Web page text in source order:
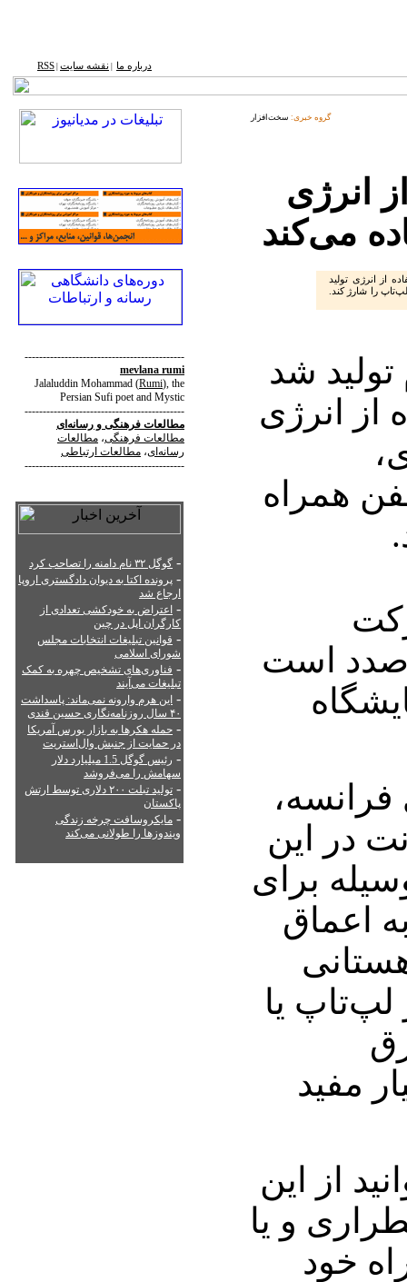
درباره ما نقشه ‌سایت RSS
--------------------------------------------
mevlana rumi
Jalaluddin Mohammad (Rumi), the
Persian Sufi poet and Mystic
--------------------------------------------
مطالعات فرهنگی و رسانه‌ای
مطالعات فرهنگی، مطالعات
رسانه‌ای، مطالعات ارتباطی
--------------------------------------------
- گوگل ۳۲ نام دامنه را تصاحب کرد
- پرونده اکتا به دیوان دادگستری اروپا
ارجاع شد
- اعتراض به خودکشی تعدادی از
کارگران اپل در چین
- قوانین تبلیغات انتخابات مجلس
شورای اسلامی
- فناوری‌های تشخیص چهره به کمک
تبلیغات می‌آیند
- این هرم وارونه نمی‌ماند: پاسداشت
۴۰ سال روزنامه‌نگاری حسین قندی
- حمله هکرها به بازار بورس آمریکا
در حمایت از جنبش وال‌استریت
-
رئیس گوگل 1.5 میلیارد دلار
سهامش را می‌فروشد
-
تولید تبلت ۲۰۰ دلاری توسط ارتش
پاکستان
- مایکروسافت چرخه زندگی
ویندوزها را طولانی می‌کند
گروه خبری: سخت‌افزار
انرژی
می‌کند
از انرژی تولید
را شارژ کند.
شد
از انرژی
همراه
است
در این
برای
اعماق
یا
مفید
از این
و یا
خود